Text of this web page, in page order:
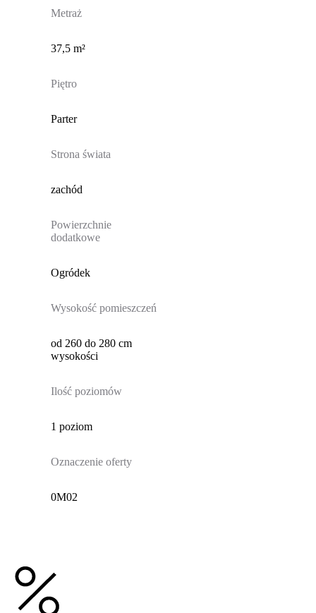
Metraż
37,5 m²
Piętro
Parter
Strona świata
zachód
Powierzchnie
dodatkowe
Ogródek
Wysokość pomieszczeń
od 260 do 280 cm
wysokości
Ilość poziomów
1 poziom
Oznaczenie oferty
0M02